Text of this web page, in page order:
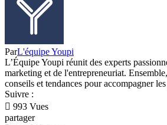
ParL'équipe Youpi
L’Équipe Youpi réunit des experts
marketing et de l'entrepreneuriat.
conseils et tendances pour accompagner
Suivre :
993 Vues
partager